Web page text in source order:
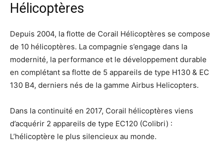
Hélicoptères
Depuis 2004, la flotte de Corail Hélicoptères se compose
de 10 hélicoptères. La compagnie s’engage dans la
modernité, la performance et le développement durable
en complétant sa flotte de 5 appareils de type H130 & EC
130 B4, derniers nés de la gamme Airbus Helicopters.
Dans la continuité en 2017, Corail hélicoptères viens
d’acquérir 2 appareils de type EC120 (Colibri) :
L’hélicoptère le plus silencieux au monde.